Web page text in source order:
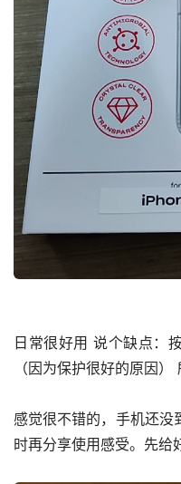
日常很好用 说个缺点：
（因为保护很好的原因
感觉很不错的，手机还没
时再分享使用感受。先给